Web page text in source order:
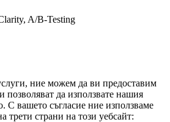
A/B-Testing
ние можем да ви предоставим
позволяват да използвате нашия
С вашето съгласие ние използваме
трети страни на този уебсайт: